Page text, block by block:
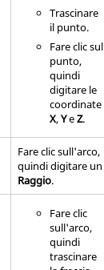
Trascinare
il punto.
Fare clic sul
punto,
quindi
digitare le
coordinate
X,YeZ.
Fare clic sull'arco,
quindi digitare un
Raggio.
Fare clic
sull'arco,
quindi
trascinare